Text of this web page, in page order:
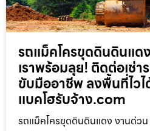
รถแม็คโครขุดดินดินแด
เราพร้อมลุย! ติดต่อเช่
ขับมืออาชีพ ลงพื้นที่ไว
แบคโฮรับจ้าง.com
รถแม็คโครขุดดินดินแดง งานด่วน